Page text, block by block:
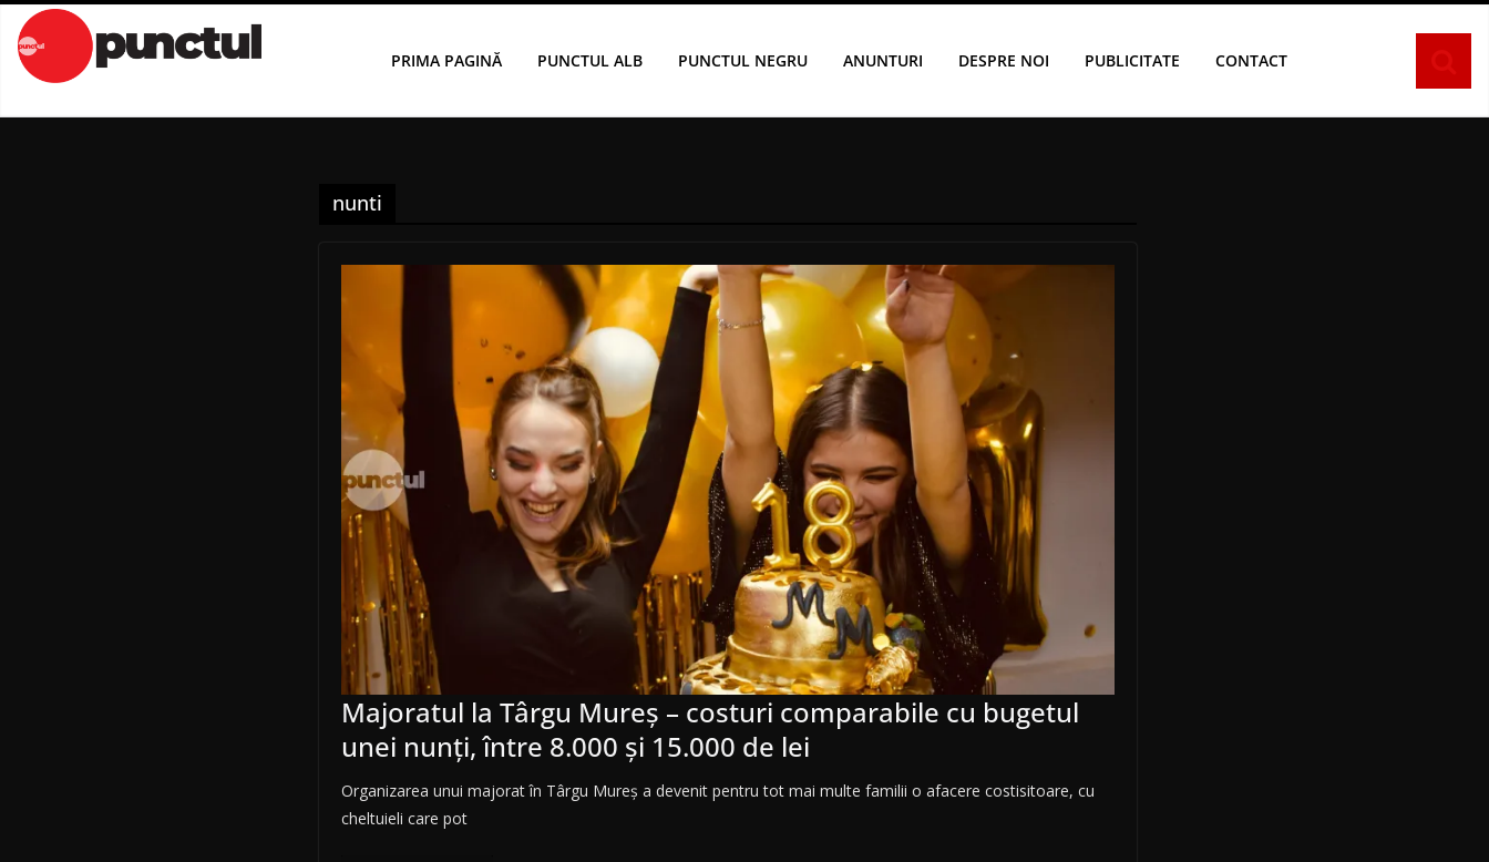
Sari
conținut
PRIMA PAGINĂ PUNCTUL ALB PUNCTUL NEGRU ANUNTURI DESPRE NOI PUBLICITATE CONTACT
nunti
Majoratul la Târgu Mureș – costuri comparabile cu bugetul
unei nunți, între 8.000 și 15.000 de lei
Organizarea unui majorat în Târgu Mureș a devenit pentru tot mai multe familii o afacere costisitoare, cu
cheltuieli care pot